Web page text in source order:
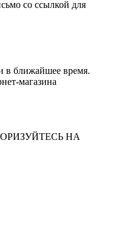
со ссылкой для
в ближайшее время.
магазина
НА